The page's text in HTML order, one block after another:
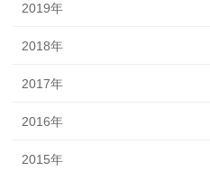
2019年
2018年
2017年
2016年
2015年